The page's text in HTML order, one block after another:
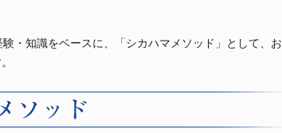
・知識をベースに、「シカハマメソッド」として、お